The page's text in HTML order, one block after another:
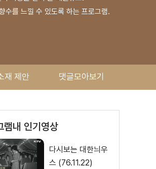
수를 느낄 수 있도록 하는 프로그램.
재 제안 댓글모아보기
램내 인기영상
다시보는 대한늬우
스 (76.11.22)